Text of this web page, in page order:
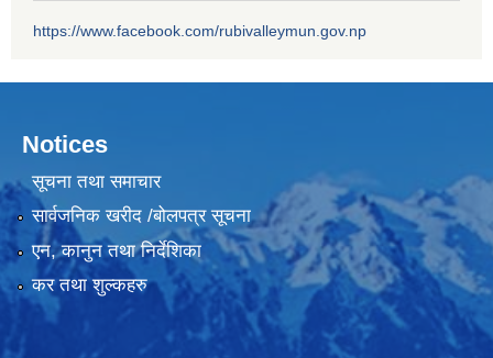
https://www.facebook.com/rubivalleymun.gov.np
Notices
सूचना तथा समाचार
सार्वजनिक खरीद /बोलपत्र सूचना
एन, कानुन तथा निर्देशिका
कर तथा शुल्कहरु